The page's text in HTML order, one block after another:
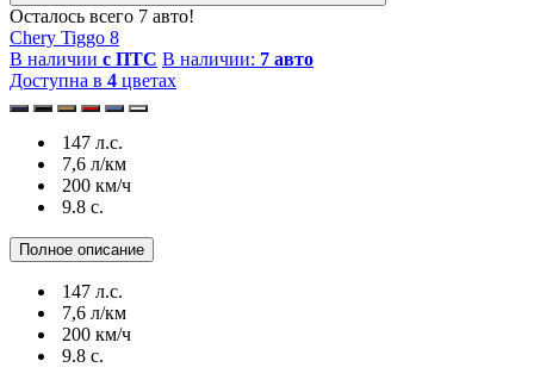
Осталось всего 7 авто!
Chery Tiggo 8
В наличии с ПТС В наличии: 7 авто
Доступна в 4 цветах
147 л.с.
7,6 л/км
200 км/ч
9.8 c.
Полное описание
147 л.с.
7,6 л/км
200 км/ч
9.8 c.